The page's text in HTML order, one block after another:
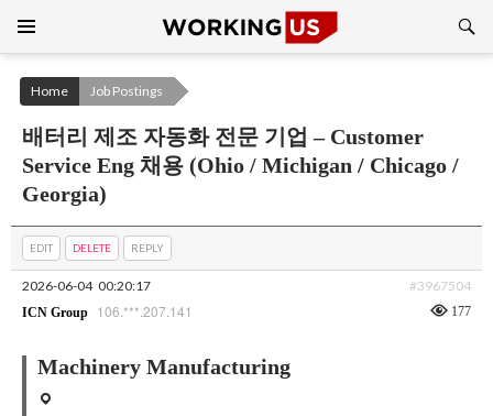
CONTENT
Home Job Postings
배터리 제조 자동화 전문 기업 – Customer
Service Eng 채용 (Ohio / Michigan / Chicago /
Georgia)
EDIT DELETE REPLY
2026-06-04 00:20:17 #3967504
ICN Group 106.***.207.141 177
Machinery Manufacturing